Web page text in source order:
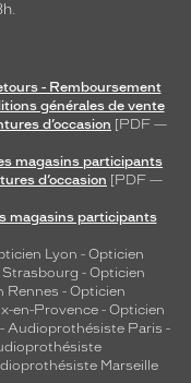
- Remboursement
générales de vente
d’occasion [PDF —
magasins participants
d’occasion [PDF —
magasins participants
Lyon - Opticien
- Opticien
Rennes - Opticien
en-Provence - Opticien
- Audioprothésiste Paris -
Marseille